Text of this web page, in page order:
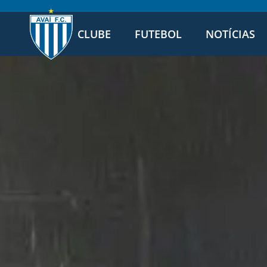
CLUBE FUTEBOL NOTÍCIAS